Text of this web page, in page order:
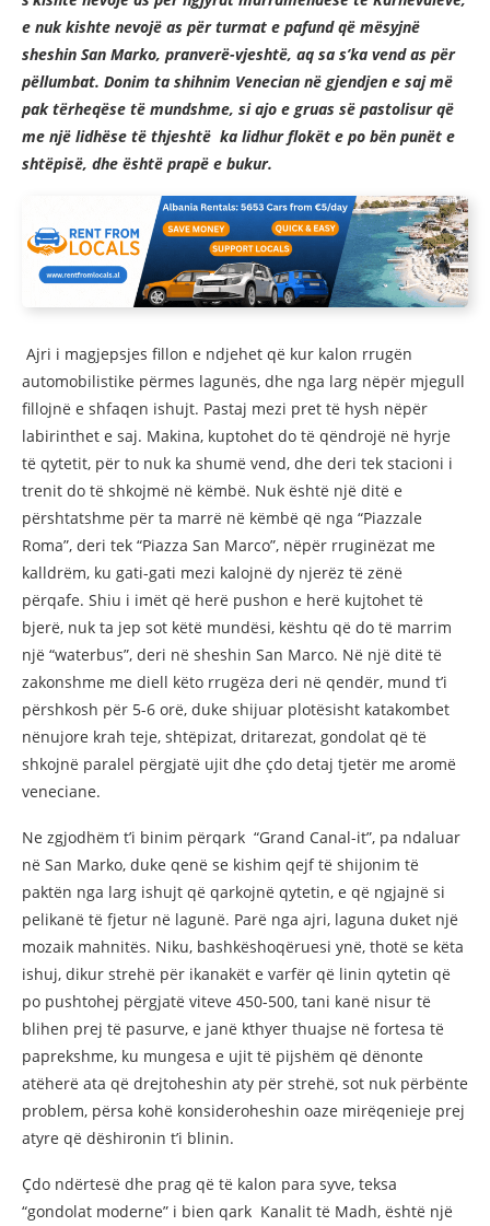
e nuk kishte nevojë as për turmat e pafund që mësyjnë
sheshin San Marko, pranverë-vjeshtë, aq sa s’ka vend as për
pëllumbat. Donim ta shihnim Venecian në gjendjen e saj më
pak tërheqëse të mundshme, si ajo e gruas së pastolisur që
me një lidhëse të thjeshtë ka lidhur flokët e po bën punët e
shtëpisë, dhe është prapë e bukur.
Ajri i magjepsjes fillon e ndjehet që kur kalon rrugën
automobilistike përmes lagunës, dhe nga larg nëpër mjegull
fillojnë e shfaqen ishujt. Pastaj mezi pret të hysh nëpër
labirinthet e saj. Makina, kuptohet do të qëndrojë në hyrje
të qytetit, për to nuk ka shumë vend, dhe deri tek stacioni i
trenit do të shkojmë në këmbë. Nuk është një ditë e
përshtatshme për ta marrë në këmbë që nga “Piazzale
Roma”, deri tek “Piazza San Marco”, nëpër rruginëzat me
kalldrëm, ku gati-gati mezi kalojnë dy njerëz të zënë
përqafe. Shiu i imët që herë pushon e herë kujtohet të
bjerë, nuk ta jep sot këtë mundësi, kështu që do të marrim
një “waterbus”, deri në sheshin San Marco. Në një ditë të
zakonshme me diell këto rrugëza deri në qendër, mund t’i
përshkosh për 5-6 orë, duke shijuar plotësisht katakombet
nënujore krah teje, shtëpizat, dritarezat, gondolat që të
shkojnë paralel përgjatë ujit dhe çdo detaj tjetër me aromë
veneciane.
Ne zgjodhëm t’i binim përqark “Grand Canal-it”, pa ndaluar
në San Marko, duke qenë se kishim qejf të shijonim të
paktën nga larg ishujt që qarkojnë qytetin, e që ngjajnë si
pelikanë të fjetur në lagunë. Parë nga ajri, laguna duket një
mozaik mahnitës. Niku, bashkëshoqëruesi ynë, thotë se këta
ishuj, dikur strehë për ikanakët e varfër që linin qytetin që
po pushtohej përgjatë viteve 450-500, tani kanë nisur të
blihen prej të pasurve, e janë kthyer thuajse në fortesa të
paprekshme, ku mungesa e ujit të pijshëm që dënonte
atëherë ata që drejtoheshin aty për strehë, sot nuk përbënte
problem, përsa kohë konsideroheshin oaze mirëqenieje prej
atyre që dëshironin t’i blinin.
Çdo ndërtesë dhe prag që të kalon para syve, teksa
“gondolat moderne” i bien qark Kanalit të Madh, është një